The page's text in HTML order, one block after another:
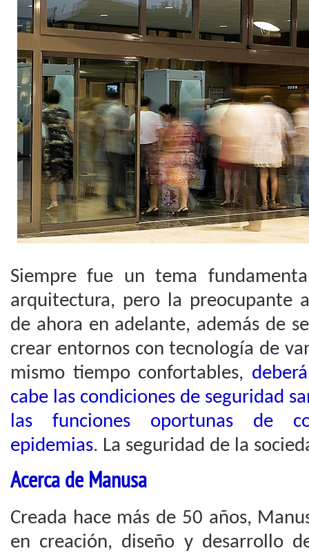
Siempre fue un tema
arquitectura, pero la preocupante
de ahora en adelante, además de
crear entornos con tecnología de
mismo tiempo confortables,
cabe las condiciones de seguridad
las funciones oportunas de
epidemias. La seguridad de la
Acerca de Manusa
Creada hace más de 50 años,
en creación, diseño y desarrollo